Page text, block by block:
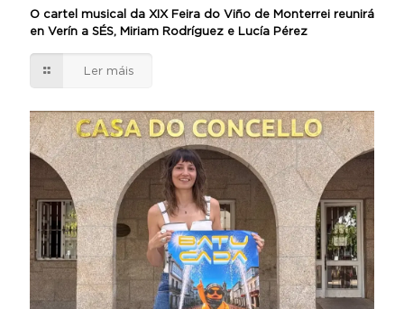
O cartel musical da XIX Feira do Viño de Monterrei reunirá
en Verín a SÉS, Miriam Rodríguez e Lucía Pérez
Ler máis